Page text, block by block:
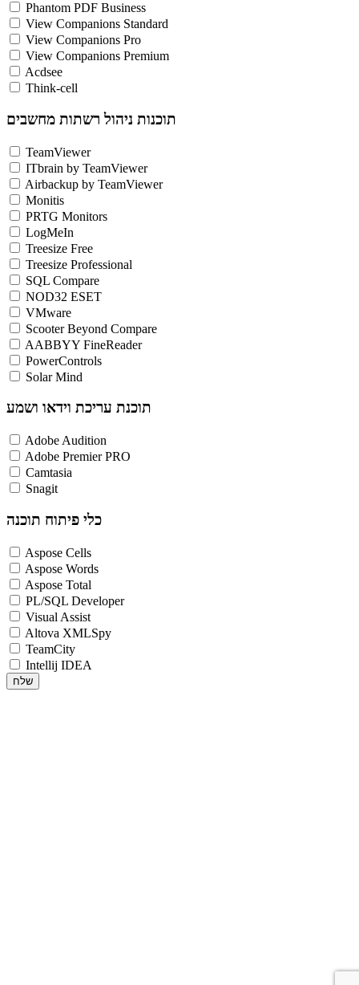
Phantom PDF Business
View Companions Standard
View Companions Pro
View Companions Premium
Acdsee
Think-cell
תוכנות ניהול רשתות מחשבים
TeamViewer
ITbrain by TeamViewer
Airbackup by TeamViewer
Monitis
PRTG Monitors
LogMeIn
Treesize Free
Treesize Professional
SQL Compare
NOD32 ESET
VMware
Scooter Beyond Compare
AABBYY FineReader
PowerControls
Solar Mind
תוכנת עריכת וידאו ושמע
Adobe Audition
Adobe Premier PRO
Camtasia
Snagit
כלי פיתוח תוכנה
Aspose Cells
Aspose Words
Aspose Total
PL/SQL Developer
Visual Assist
Altova XMLSpy
TeamCity
Intellij IDEA